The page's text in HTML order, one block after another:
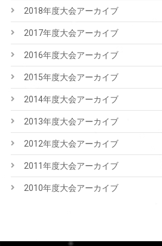
2018年度大会アーカイブ
2017年度大会アーカイブ
2016年度大会アーカイブ
2015年度大会アーカイブ
2014年度大会アーカイブ
2013年度大会アーカイブ
2012年度大会アーカイブ
2011年度大会アーカイブ
2010年度大会アーカイブ